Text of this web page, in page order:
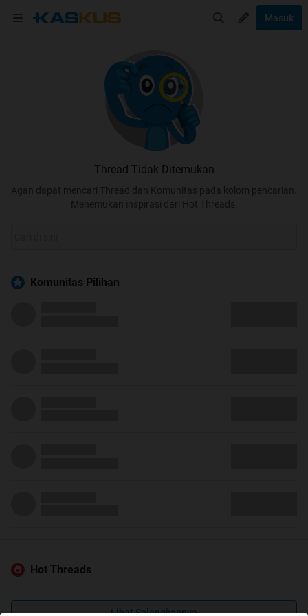
Masuk
Thread Tidak Ditemukan
Agan dapat mencari Thread dan Komunitas pada kolom pencarian.
Menemukan inspirasi dari Hot Threads.
Komunitas Pilihan
Hot Threads
Lihat Selengkapnya